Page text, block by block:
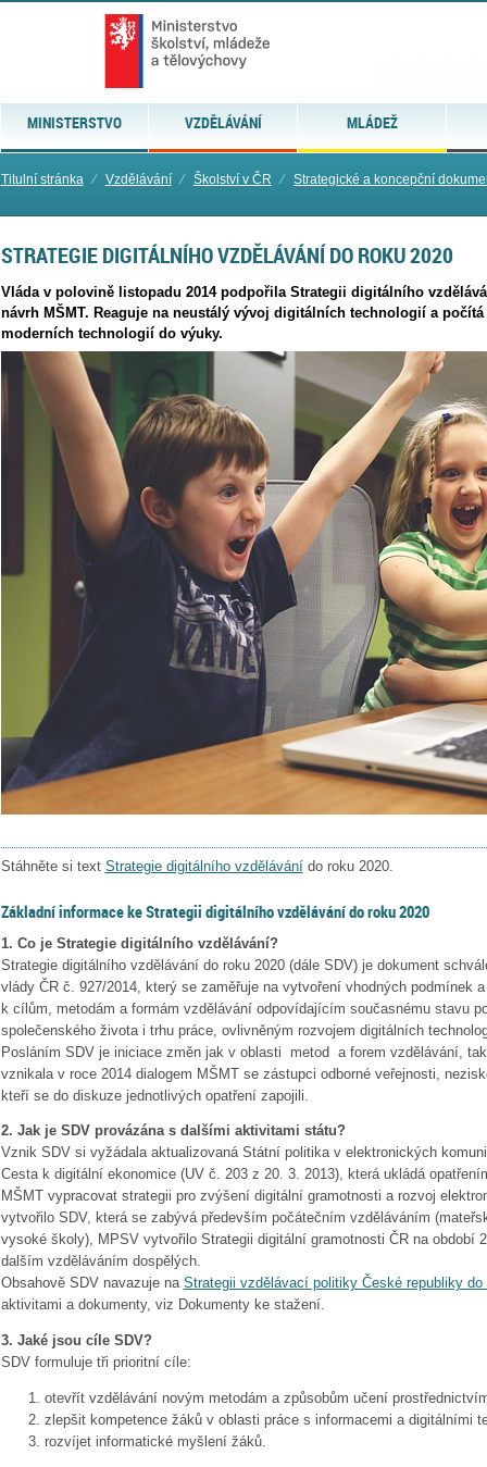
MINISTERSTVO VZDĚLÁVÁNÍ MLÁDEŽ
Titulní stránka ⁄ Vzdělávání ⁄ Školství v ČR ⁄ Strategické a koncepční
STRATEGIE DIGITÁLNÍHO VZDĚLÁVÁNÍ DO ROKU 2020
Vláda v polovině listopadu 2014 podpořila Strategii digitálního
návrh MŠMT. Reaguje na neustálý vývoj digitálních technologií a
moderních technologií do výuky.
Stáhněte si text Strategie digitálního vzdělávánído roku 2020.
Základní informace ke Strategii digitálního vzdělávání do roku 2020
1. Co je Strategie digitálního vzdělávání?
Strategie digitálního vzdělávání do roku 2020 (dále SDV) je dokument
vlády ČR č. 927/2014, který se zaměřuje na vytvoření vhodných podmínek
k cílům, metodám a formám vzdělávání odpovídajícím současnému stavu
společenského života i trhu práce, ovlivněným rozvojem digitálních
Posláním SDV je iniciace změn jak v oblasti metod a forem vzdělávání,
vznikala v roce 2014 dialogem MŠMT se zástupci odborné veřejnosti,
kteří se do diskuze jednotlivých opatření zapojili.
2. Jak je SDV provázána s dalšími aktivitami státu?
Vznik SDV si vyžádala aktualizovaná Státní politika v elektronických
Cesta k digitální ekonomice (UV č. 203 z 20. 3. 2013), která ukládá
MŠMT vypracovat strategii pro zvýšení digitální gramotnosti a rozvoj
vytvořilo SDV, která se zabývá především počátečním vzděláváním
vysoké školy), MPSV vytvořilo Strategii digitální gramotnosti ČR na období
dalším vzděláváním dospělých.
Obsahově SDV navazuje na Strategii vzdělávací politiky České republiky do
aktivitami a dokumenty, viz Dokumenty ke stažení.
3. Jaké jsou cíle SDV?
SDV formuluje tři prioritní cíle:
otevřít vzdělávání novým metodám a způsobům učení
zlepšit kompetence žáků v oblasti práce s informacemi a digitálními
rozvíjet informatické myšlení žáků.